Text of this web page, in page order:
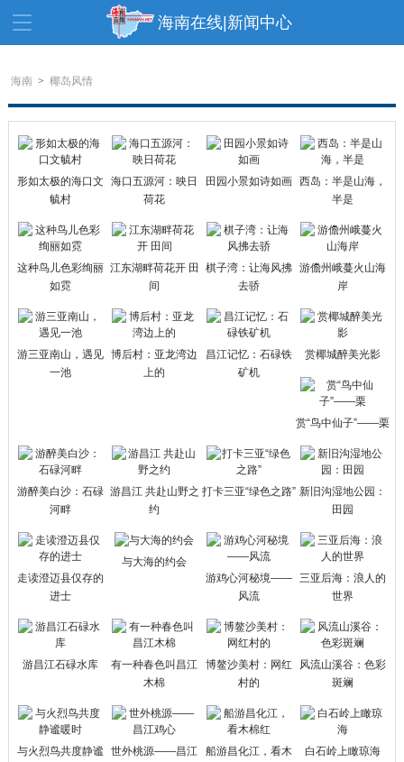
海南在线|新闻中心
教育 健康 房产
家装 交通 美食
展会 走读海南 周末去哪儿
人才在线
海南 > 椰岛风情
形如太极的海口文
毓村
海口五源河：映日
荷花
田园小景如诗如画 西岛：半是山海，
半是
这种鸟儿色彩绚丽
如霓
江东湖畔荷花开 田
间
棋子湾：让海风拂
去骄
游儋州峨蔓火山海
岸
游三亚南山，遇见
一池
博后村：亚龙湾边
上的
昌江记忆：石碌铁
矿机
赏椰城醉美光影
赏“鸟中仙子”——栗
游醉美白沙：石碌
河畔
游昌江 共赴山野之
约
打卡三亚“绿色之路” 新旧沟湿地公园：
田园
走读澄迈县仅存的
进士
与大海的约会
游鸡心河秘境——
风流
三亚后海：浪人的
世界
游昌江石碌水库
有一种春色叫昌江
木棉
博鳌沙美村：网红
村的
风流山溪谷：色彩
斑斓
与火烈鸟共度静谧
世外桃源——昌江
船游昌化江，看木
白石岭上瞰琼海